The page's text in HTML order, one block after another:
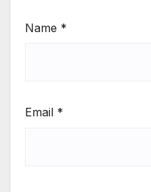
Name *
Email *